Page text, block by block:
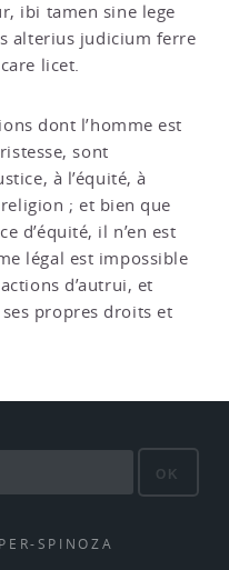
ibi tamen sine lege
alterius judicium ferre
licet.
dont l’homme est
sont
à l’équité, à
; et bien que
d’équité, il n’en est
légal est impossible
d’autrui, et
propres droits et
OK
SPINOZA